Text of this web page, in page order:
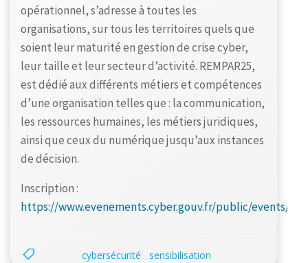
opérationnel, s’adresse à toutes les
organisations, sur tous les territoires quels que
soient leur maturité en gestion de crise cyber,
leur taille et leur secteur d’activité. REMPAR25,
est dédié aux différents métiers et compétences
d’une organisation telles que : la communication,
les ressources humaines, les métiers juridiques,
ainsi que ceux du numérique jusqu’aux instances
de décision.
Inscription :
https://www.evenements.cyber.gouv.fr/public/events/
cybersécurité sensibilisation